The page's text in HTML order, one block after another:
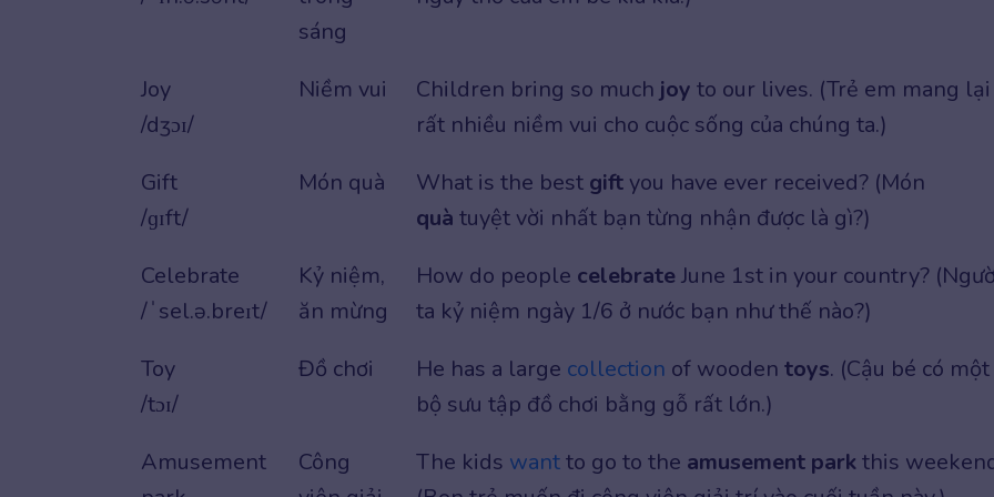
sáng
Joy
/dʒɔɪ/
Niềm vui Children bring so much joy to our lives. (Trẻ em mang lại
rất nhiều niềm vui cho cuộc sống của chúng ta.)
Gift
/ɡɪft/
Món quà What is the best gift you have ever received? (Món
quà tuyệt vời nhất bạn từng nhận được là gì?)
Celebrate
/ˈsel.ə.breɪt/
Kỷ niệm,
ăn mừng
How do people celebrateJune 1st in your country?
ta kỷ niệm ngày 1/6 ở nước bạn như thế nào?)
Toy
/tɔɪ/
Đồ chơi He has a large collection of wooden toys. (Cậu bé có một
bộ sưu tập đồ chơi bằng gỗ rất lớn.)
Amusement
Công
The kids wantto go to the amusement parkthis